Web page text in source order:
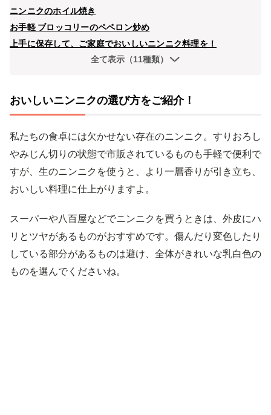
ニンニクのホイル焼き
お手軽 ブロッコリーのペペロン炒め
上手に保存して、ご家庭でおいしいニンニク料理を！
全て表示（11種類）
おいしいニンニクの選び方をご紹介！
私たちの食卓には欠かせない存在のニンニク。すりおろし
やみじん切りの状態で市販されているものも手軽で便利で
すが、生のニンニクを使うと、より一層香りが引き立ち、
おいしい料理に仕上がりますよ。
スーパーや八百屋などでニンニクを買うときは、外皮にハ
リとツヤがあるものがおすすめです。傷んだり変色したり
している部分があるものは避け、全体がきれいな乳白色の
ものを選んでくださいね。